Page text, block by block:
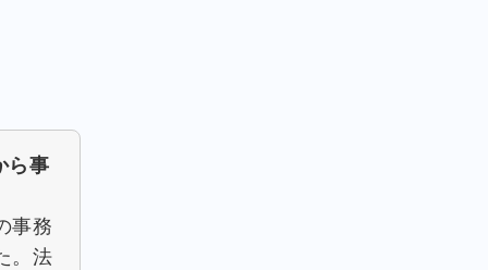
ら事
事務
。法